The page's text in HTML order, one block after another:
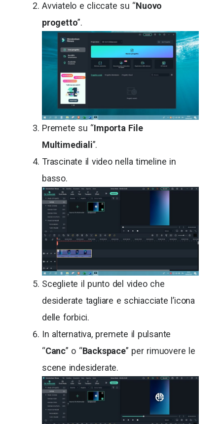
Avviatelo e cliccate su “Nuovo
progetto”.
Premete su “Importa File
Multimediali”.
Trascinate il video nella timeline in
basso.
Scegliete il punto del video che
desiderate tagliare e schiacciate l’icona
delle forbici.
In alternativa, premete il pulsante
“Canc” o “Backspace” per rimuovere le
scene indesiderate.